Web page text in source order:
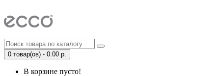
0 товар(ов) - 0.00 р.
В корзине пусто!